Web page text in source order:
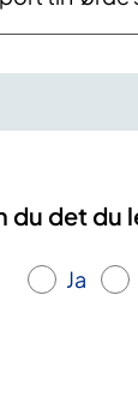
du det du
Ja